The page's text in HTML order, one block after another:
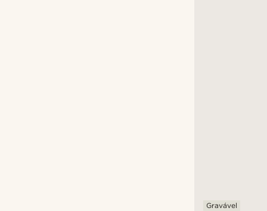
Gravável